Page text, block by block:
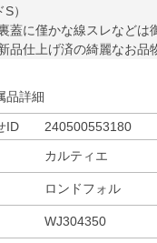
）
蓋に僅かな線スレなどは
品仕上げ済の綺麗なお品
品詳細
ID
240500553180
カルティエ
ロンドフォル
WJ304350